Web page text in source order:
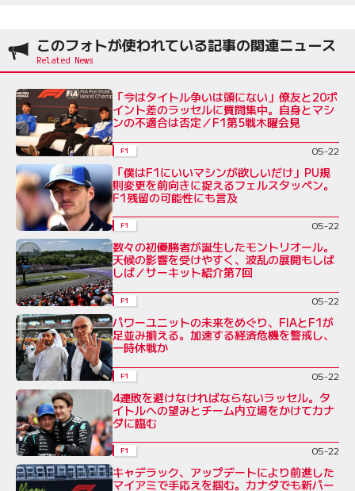
このフォトが使われている記事の関連ニュース
「今はタイトル争いは頭にない」僚友と20ポ
イント差のラッセルに質問集中。自身とマシ
ンの不適合は否定／F1第5戦木曜会見
F1 05-22
「僕はF1にいいマシンが欲しいだけ」PU規
則変更を前向きに捉えるフェルスタッペン。
F1残留の可能性にも言及
F1 05-22
数々の初優勝者が誕生したモントリオール。
天候の影響を受けやすく、波乱の展開もしば
しば／サーキット紹介第7回
F1 05-22
パワーユニットの未来をめぐり、FIAとF1が
足並み揃える。加速する経済危機を警戒し、
一時休戦か
F1 05-22
4連敗を避けなければならないラッセル。タ
イトルへの望みとチーム内立場をかけてカナ
ダに臨む
F1 05-22
キャデラック、アップデートにより前進した
マイアミで手応えを掴む。カナダでも新パー